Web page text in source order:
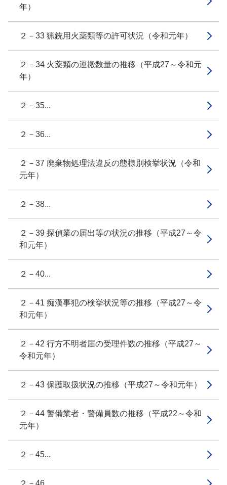
年）
２－33 猟銃用火薬類等の許可状況（令和元年）
２－34 火薬類の運搬数量の推移（平成27～令和元
年）
２－35...
２－36...
２－37 廃棄物処理法違反の態様別検挙状況（令和
元年）
２－38...
２－39 探偵業の届出等の状況の推移（平成27～令
和元年）
２－40...
２－41 痴漢事犯の検挙状況等の推移（平成27～令
和元年）
２－42 行方不明者届の受理件数の推移（平成27～
令和元年）
２－43 保護取扱状況の推移（平成27～令和元年）
２－44 警備業者・警備員数の推移（平成22～令和
元年）
２－45...